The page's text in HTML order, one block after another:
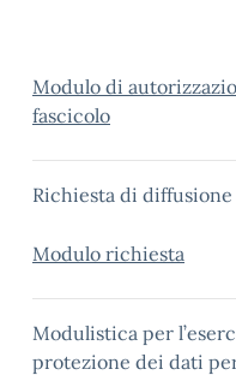
Modulo di
fascicolo
Richiesta di
Modulo richiesta
Modulistica per
protezione dei dati